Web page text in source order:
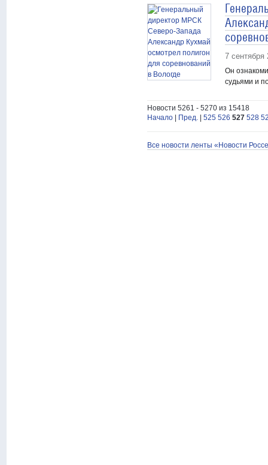
7 сентября
Он
судьями и
Новости 5261 - 5270 из 15418
Начало
Пред. 525 526 527 528
Все новости ленты «Новости